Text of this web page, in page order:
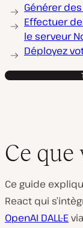
Générer des
Effectuer
le serveur
Déployez
Ce que
Ce guide
React qui
OpenAI DALL-E